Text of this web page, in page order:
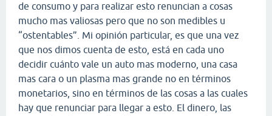
de consumo y para realizar esto renuncian a cosas
mucho mas valiosas pero que no son medibles u
“ostentables”. Mi opinión particular, es que una vez
que nos dimos cuenta de esto, está en cada uno
decidir cuánto vale un auto mas moderno, una casa
mas cara o un plasma mas grande no en términos
monetarios, sino en términos de las cosas a las cuales
hay que renunciar para llegar a esto. El dinero, las